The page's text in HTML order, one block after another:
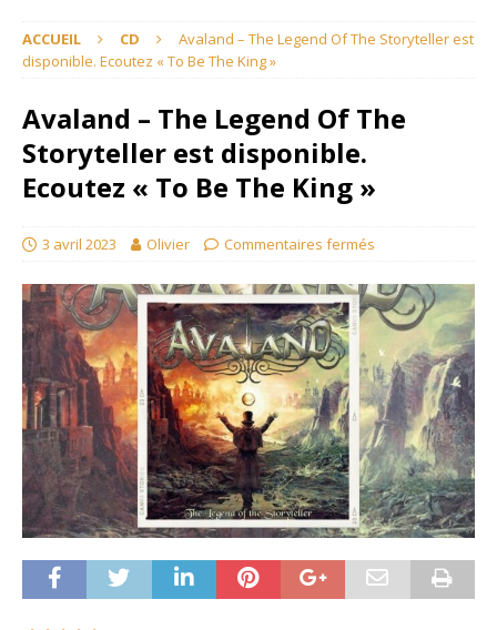
ACCUEIL CD
Avaland – The Legend Of The Storyteller est
disponible. Ecoutez « To Be The King »
Avaland – The Legend Of The
Storyteller est disponible.
Ecoutez « To Be The King »
3 avril 2023 Olivier Commentaires fermés